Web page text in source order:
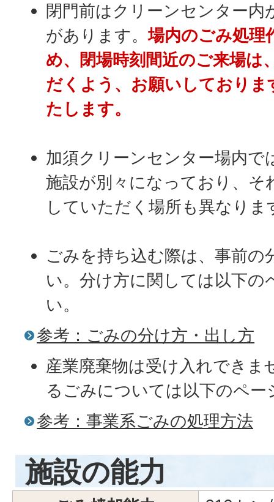
閉門前はクリーンセンター内
があります。場内のごみ処理
め、閉場時刻間近のご来場は
だくよう、お願いしておりま
たします。
加須クリーンセンター場内で
施設が別々になっており、そ
していただく場所も異なりま
ごみを持ち込む際は、事前の
い。分け方に関しては以下の
い。
参考：ごみの分け方・出し方
産業廃棄物は受け入れできま
るごみについては以下のペ
参考：事業系ごみの処理方法
施設の能力